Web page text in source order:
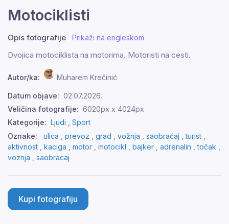
Motociklisti
Opis fotografije Prikaži na engleskom
Dvojica motociklista na motorima. Motoristi na cesti.
Autor/ka: Muharem Krečinić
Datum objave: 02.07.2026.
Veličina fotografije: 6020px x 4024px
Kategorije: Ljudi , Sport
Oznake:
ulica prevoz grad vožnja saobraćaj ,turist
aktivnost
kaciga motor motocikl bajker adrenalin ,točak
voznja
saobracaj
Kupi fotografiju